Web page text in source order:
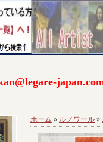
ホーム » ルノワール »